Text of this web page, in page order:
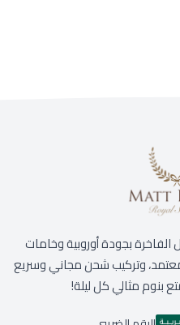
الفاخرة بجودة أوروبية وخامات
ضمان معتمد، وتركيب شحن مجاني وسريع
بنوم مثالي كل ليلة!